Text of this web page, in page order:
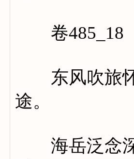
卷485_18
东风吹旅怀
途。
海岳泛念深